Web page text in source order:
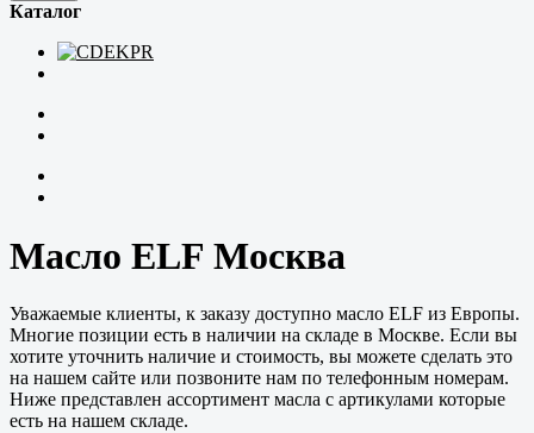
Каталог
Масло ELF Москва
Уважаемые клиенты, к заказу доступно масло ELF из Европы.
Многие позиции есть в наличии на складе в Москве. Если вы
хотите уточнить наличие и стоимость, вы можете сделать это
на нашем сайте или позвоните нам по телефонным номерам.
Ниже представлен ассортимент масла с артикулами которые
есть на нашем складе.